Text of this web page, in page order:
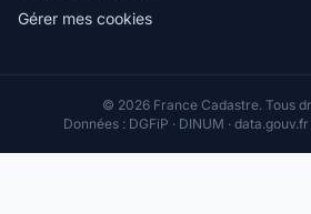
Gérer mes cookies
© 2026 France Cadastre. Tous
Données : DGFiP · DINUM ·